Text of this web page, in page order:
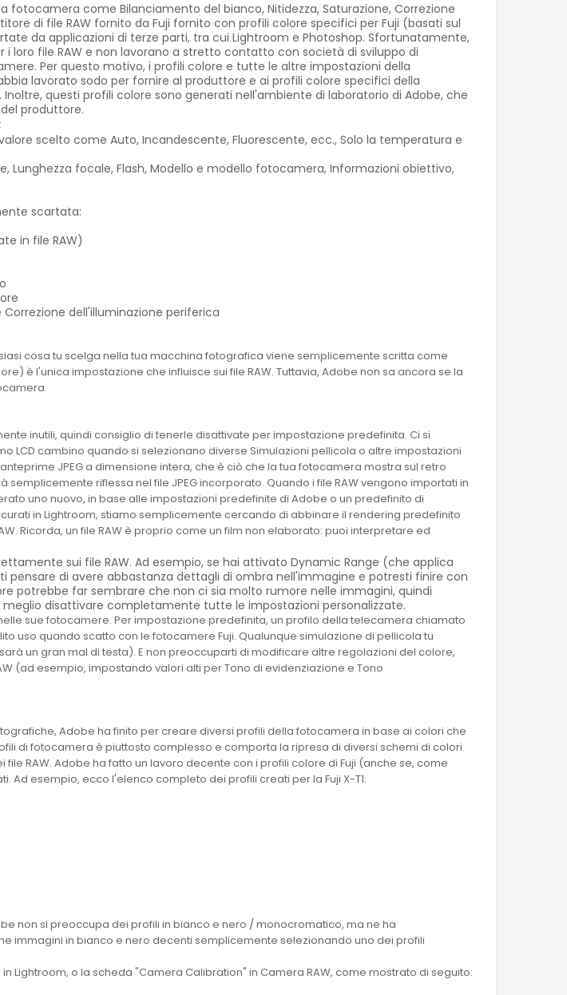
come Bilanciamento del bianco, Nitidezza, Saturazione, Correzione
di file RAW fornito da Fuji fornito con profili colore specifici per Fuji (basati sul
da applicazioni di terze parti, tra cui Lightroom e Photoshop. Sfortunatamente,
file RAW e non lavorano a stretto contatto con società di sviluppo di
Per questo motivo, i profili colore e tutte le altre impostazioni della
lavorato sodo per fornire al produttore e ai profili colore specifici della
questi profili colore sono generati nell'ambiente di laboratorio di Adobe, che
produttore.
scelto come Auto, Incandescente, Fluorescente, ecc., Solo la temperatura e
focale, Flash, Modello e modello fotocamera, Informazioni obiettivo,
scartata:
in file RAW)
dell'illuminazione periferica
cosa tu scelga nella tua macchina fotografica viene semplicemente scritta come
è l'unica impostazione che influisce sui file RAW. Tuttavia, Adobe non sa ancora se la
inutili, quindi consiglio di tenerle disattivate per impostazione predefinita. Ci si
LCD cambino quando si selezionano diverse Simulazioni pellicola o altre impostazioni
JPEG a dimensione intera, che è ciò che la tua fotocamera mostra sul retro
riflessa nel file JPEG incorporato. Quando i file RAW vengono importati in
uno nuovo, in base alle impostazioni predefinite di Adobe o un predefinito di
in Lightroom, stiamo semplicemente cercando di abbinare il rendering predefinito
Ricorda, un file RAW è proprio come un film non elaborato: puoi interpretare ed
sui file RAW. Ad esempio, se hai attivato Dynamic Range (che applica
di avere abbastanza dettagli di ombra nell'immagine e potresti finire con
potrebbe far sembrare che non ci sia molto rumore nelle immagini, quindi
disattivare completamente tutte le impostazioni personalizzate.
sue fotocamere. Per impostazione predefinita, un profilo della telecamera chiamato
uso quando scatto con le fotocamere Fuji. Qualunque simulazione di pellicola tu
un gran mal di testa). E non preoccuparti di modificare altre regolazioni del colore,
(ad esempio, impostando valori alti per Tono di evidenziazione e Tono
Adobe ha finito per creare diversi profili della fotocamera in base ai colori che
di fotocamera è piuttosto complesso e comporta la ripresa di diversi schemi di colori
RAW. Adobe ha fatto un lavoro decente con i profili colore di Fuji (anche se, come
esempio, ecco l'elenco completo dei profili creati per la Fuji X-T1:
non si preoccupa dei profili in bianco e nero / monocromatico, ma ne ha
immagini in bianco e nero decenti semplicemente selezionando uno dei profili
o la scheda "Camera Calibration" in Camera RAW, come mostrato di seguito: